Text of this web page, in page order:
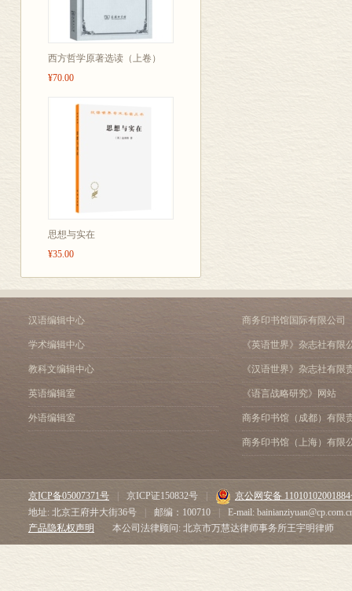
西方哲学原著选读（上卷）
¥70.00
思想与实在
¥35.00
汉语编辑中心
学术编辑中心
教科文编辑中心
英语编辑室
外语编辑室
商务印书馆国际有限公司
《英语世界》杂志社有限
《汉语世界》杂志社有限
《语言战略研究》网站
商务印书馆（成都）有限
商务印书馆（上海）有限
京ICP备05007371号 京ICP证150832号
京公网安备
地址: 北京王府井大街36号
邮编：100710
E-mail:
产品隐私权声明
本公司法律顾问: 北京市万慧达律师事务所王宇明律师